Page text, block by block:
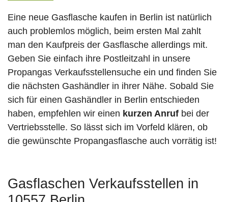
Eine neue Gasflasche kaufen in Berlin ist natürlich
auch problemlos möglich, beim ersten Mal zahlt
man den Kaufpreis der Gasflasche allerdings mit.
Geben Sie einfach ihre Postleitzahl in unsere
Propangas Verkaufsstellensuche ein und finden Sie
die nächsten Gashändler in ihrer Nähe. Sobald Sie
sich für einen Gashändler in Berlin entschieden
haben, empfehlen wir einen kurzen Anruf bei der
Vertriebsstelle. So lässt sich im Vorfeld klären, ob
die gewünschte Propangasflasche auch vorrätig ist!
Gasflaschen Verkaufsstellen in